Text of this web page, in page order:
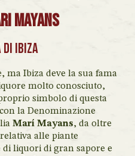
Mayans
di Ibiza
ma Ibiza deve la sua fama
molto conosciuto,
simbolo di questa
la Denominazione
Marí Mayans, da oltre
alle piante
di liquori di gran sapore e